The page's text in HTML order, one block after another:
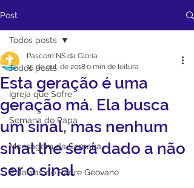
Post
Todos posts
Igreja que Sofre
Semana do Papa
Mensagem da Semana
Palavras do Padre Geovane
Todos posts
Esta geração é uma
geração má. Ela busca
um sinal, mas nenhum
sinal lhe será dado a não
ser o sinal
Pascom NS da Gloria
15 de out. de 20180 min de leitura